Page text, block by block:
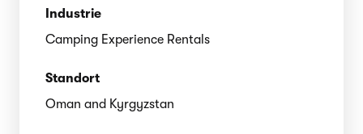
Industrie
Camping Experience Rentals
Standort
Oman and Kyrgyzstan